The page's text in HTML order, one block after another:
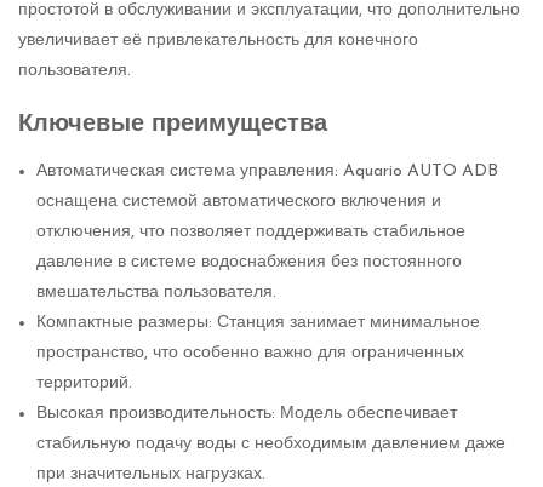
простотой в обслуживании и эксплуатации, что дополнительно
увеличивает её привлекательность для конечного
пользователя.
Ключевые преимущества
Автоматическая система управления: Aquario AUTO ADB
оснащена системой автоматического включения и
отключения, что позволяет поддерживать стабильное
давление в системе водоснабжения без постоянного
вмешательства пользователя.
Компактные размеры: Станция занимает минимальное
пространство, что особенно важно для ограниченных
территорий.
Высокая производительность: Модель обеспечивает
стабильную подачу воды с необходимым давлением даже
при значительных нагрузках.